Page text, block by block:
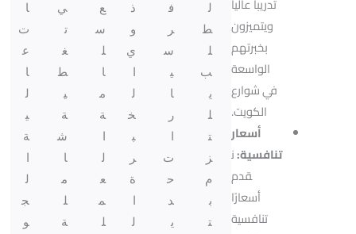
تدريباً عالياً
ويتميزون
بخبرتهم
الواسعة
في شوارع
الكويت.
أسعار
تنافسية:ن
قدم
أسعارًا
تنافسية
ل
ط
ل
ب
ي
ل
ت
ز
م
ب
ت
ف
ر
س
ي
ا
ر
ت
ح
د
ي
ذ
و
ي
ل
خ
ب
ر
ة
ل
ع
س
ل
ا
م
ة
ل
ع
م
ل
ي
ت
غ
ط
ي
ة
ش
ا
م
ل
ة
ا
ت
ع
ا
ل
ي
ة
ل
ج
و